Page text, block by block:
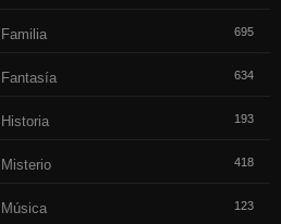
Familia 695
Fantasía 634
Historia 193
Misterio 418
Música 123